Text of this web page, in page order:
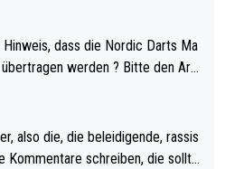
Qualifikation des Weltmei
Dies war bei Archie Self letzt
amtierender Weltmeister durch
dass Mitchel sich das (in Ve
werden ? Bitte den Arti
also die, die beleidigende, rassis
Kommentare schreiben, die sollte